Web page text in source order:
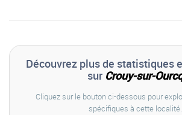
Découvrez plus de statistiques
sur Crouy-sur-
Cliquez sur le bouton ci-dessous pour
spécifiques à cette localité.